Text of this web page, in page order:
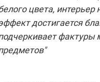
цвета,
достигается
фактуры